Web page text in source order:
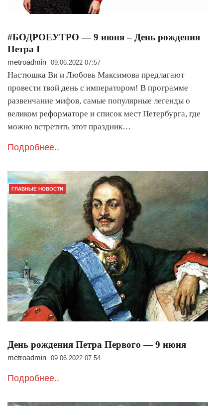
#БОДРОЕУТРО — 9 июня – День рождения
Петра I
metroadmin 09.06.2022 07:57
Настюшка Ви и Любовь Максимова предлагают
провести твой день с императором! В программе
развенчание мифов, самые популярные легенды о
великом реформаторе и список мест Петербурга, где
можно встретить этот праздник…
Подробнее..
ГЛАВНЫЕ НОВОСТИ
День рождения Петра Первого — 9 июня
metroadmin 09.06.2022 07:54
Подробнее..